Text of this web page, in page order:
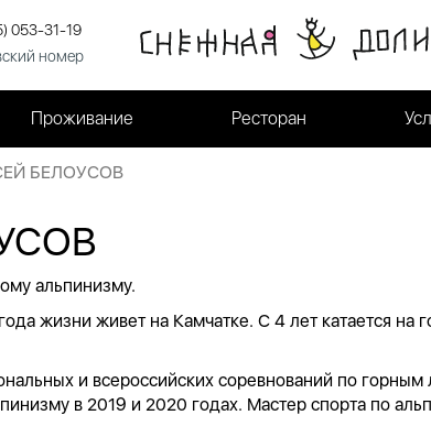
053-31-19
номер
Проживание Ресторан
БЕЛОУСОВ
альпинизму.
жизни живет на Камчатке. С 4 лет катается
и всероссийских соревнований по
в 2019 и 2020 годах. Мастер спорта по